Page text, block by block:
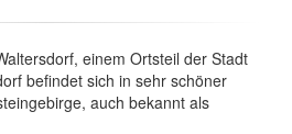
einem Ortsteil der Stadt
befindet sich in sehr schöner
auch bekannt als